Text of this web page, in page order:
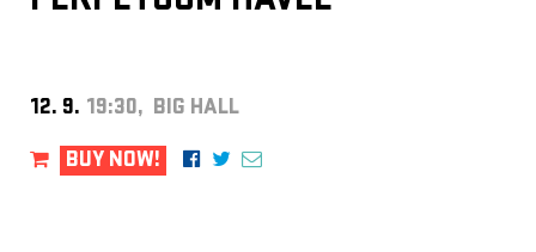
12. 9. 19:30, BIG HALL
BUY NOW!